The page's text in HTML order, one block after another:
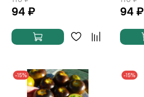
94 ₽ 94 ₽
-15% -15%